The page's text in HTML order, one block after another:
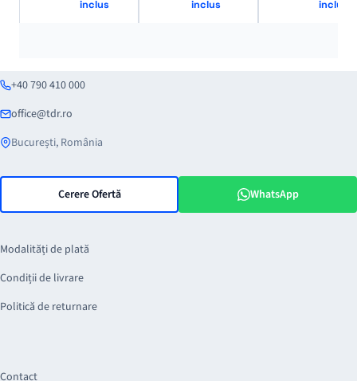
inclus
inclus
inclus
+40 790 410 000
office@tdr.ro
București, România
Cerere Ofertă WhatsApp
Modalități de plată
Condiții de livrare
Politică de returnare
Contact